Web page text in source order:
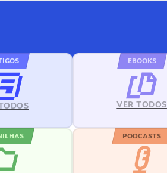
EBOOKS
VER TODOS
PODCASTS